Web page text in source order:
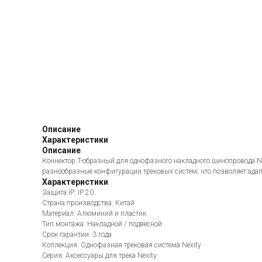
Описание
Характеристики
Описание
Коннектор T-образный для однофазного накладного шинопровода
разнообразные конфигурации трековых систем, что позволяет
Характеристики
Защита IP: IP 20
Страна производства: Китай
Материал: Алюминий и пластик
Тип монтажа: Накладной / подвесной
Срок гарантии: 3 года
Коллекция: Однофазная трековая система Nexity
Серия: Аксессуары для трека Nexity